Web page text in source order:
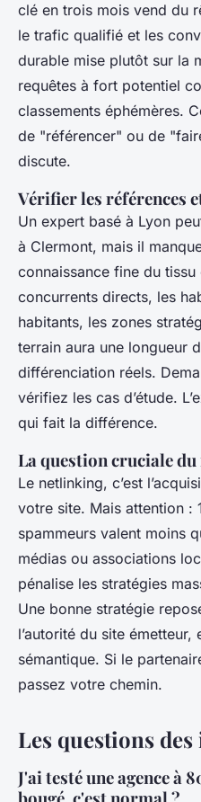
clé en trois mois vend du
le trafic qualifié et les
durable mise plutôt sur la
requêtes à fort potentiel
classements éphémères.
de "référencer" ou de
discute.
Vérifier les références
Un expert basé à Lyon
à Clermont, mais il
connaissance fine du
concurrents directs, les
habitants, les zones
terrain aura une longueur
différenciation réels.
vérifiez les cas d’étude.
qui fait la différence.
La question cruciale
Le netlinking, c’est
votre site. Mais attention :
spammeurs valent moins
médias ou associations
pénalise les stratégies
Une bonne stratégie
l’autorité du site émetteur,
sémantique. Si le
passez votre chemin.
Les questions
J'ai testé une agence à